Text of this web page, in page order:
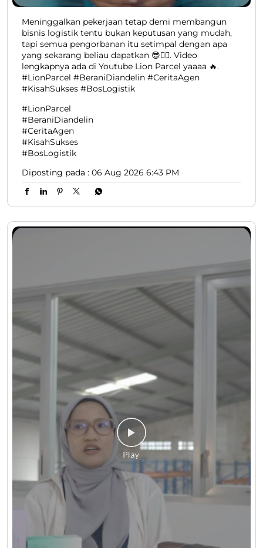
Meninggalkan pekerjaan tetap demi membangun
bisnis logistik tentu bukan keputusan yang mudah,
tapi semua pengorbanan itu setimpal dengan apa
yang sekarang beliau dapatkan 😎👍🏻. Video
lengkapnya ada di Youtube Lion Parcel yaaaa 🔥.
#LionParcel #BeraniDiandelin #CeritaAgen
#KisahSukses #BosLogistik
#LionParcel
#BeraniDiandelin
#CeritaAgen
#KisahSukses
#BosLogistik
Diposting pada : 06 Aug 2026 6:43 PM